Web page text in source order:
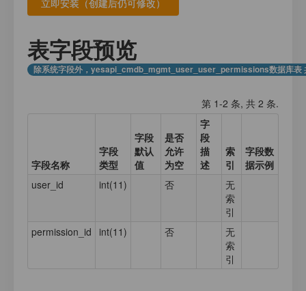
接口测试应用元数据
应用集合数据
业务日志
表字段预览
除系统字段外，yesapi_cmdb_mgmt_user_user_permissions数据库表
第 1-2 条, 共 2 条.
字段名称
字段
类型
字段
默认
值
是否
允许
为空
字
段
描
述
索
引
字段数
据示例
user_id
int(11) 否
无
索
引
permission_id
int(11) 否
无
索
引